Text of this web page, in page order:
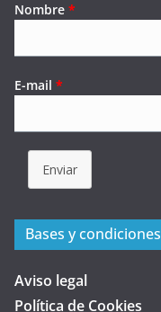
Nombre *
E-mail *
Enviar
Bases y condiciones
Aviso legal
Política de Cookies